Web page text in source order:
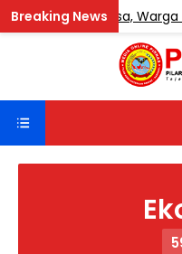
Sentosa, Warga Minta